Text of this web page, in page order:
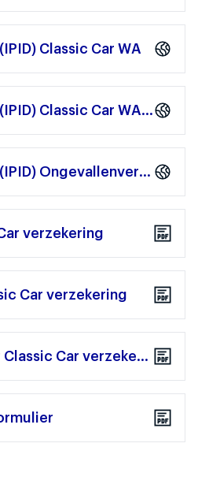
Classic Car WA
Verzekeringskaart (IPID) Classic Car WA + Volledig Casco
Verzekeringskaart (IPID) Ongevallenverzekering in-/opzittenden
verzekering
Car verzekering
Aanvraagformulier Classic Car verzekering